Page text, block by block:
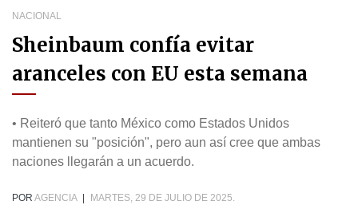
NACIONAL
Sheinbaum confía evitar
aranceles con EU esta semana
• Reiteró que tanto México como Estados Unidos
mantienen su "posición", pero aun así cree que ambas
naciones llegarán a un acuerdo.
POR AGENCIA MARTES, 29 DE JULIO DE 2025.